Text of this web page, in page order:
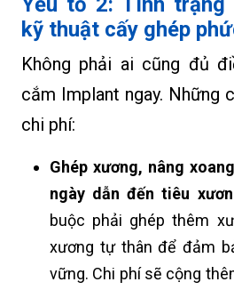
kỹ thuật cấy ghép
Không phải ai cũng đủ
cắm Implant ngay. Những
chi phí:
Ghép xương, nâng
ngày dẫn đến tiêu
buộc phải ghép thêm
xương tự thân để đảm
vững. Chi phí sẽ cộng